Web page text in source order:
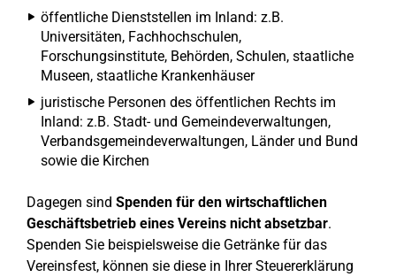
öffentliche Dienststellen im Inland: z.B.
Universitäten, Fachhochschulen,
Forschungsinstitute, Behörden, Schulen, staatliche
Museen, staatliche Krankenhäuser
juristische Personen des öffentlichen Rechts im
Inland: z.B. Stadt- und Gemeindeverwaltungen,
Verbandsgemeindeverwaltungen, Länder und Bund
sowie die Kirchen
Dagegen sind Spenden für den wirtschaftlichen
Geschäftsbetrieb eines Vereins nicht absetzbar.
Spenden Sie beispielsweise die Getränke für das
Vereinsfest, können sie diese in Ihrer Steuererklärung